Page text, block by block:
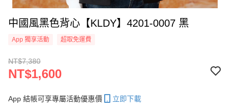
中國風黑色背心【KLDY】4201-0007 黑
App 獨享活動 超取免運費
NT$7,380
NT$1,600
App 結帳可享專屬活動優惠價 立即下載